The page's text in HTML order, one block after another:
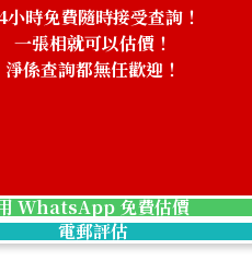
小時免費隨時接受查詢！
一張相就可以估價！
淨係查詢都無任歡迎！
WhatsApp 免費估價
電郵評估